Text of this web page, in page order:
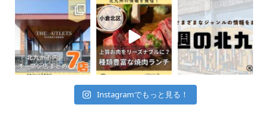
Instagramでもっと見る！